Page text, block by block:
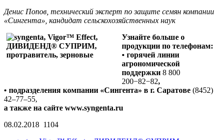
Денис Попов, технический эксперт по защите семян компании
«Сингента», кандидат сельскохозяйственных наук
Узнайте больше о
продукции по телефонам:
• горячей линии
агрономической
поддержки 8 800
200−82−82,
• подразделения компании «Сингента» в г. Саратове (8452)
42–77–55,
а также на сайте www.syngenta.ru
08.02.2018 1104